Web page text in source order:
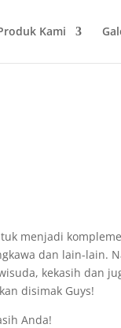
Kami
menjadi
dan lain-lain.
kekasih dan
disimak Guys!
Anda!